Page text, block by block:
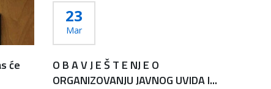
će
23
Mar
O B A V J E Š T E NJ E O
ORGANIZOVANJU JAVNOG UVIDA I...